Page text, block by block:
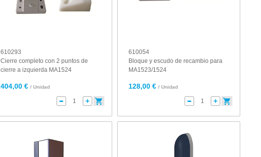
610293
Cierre completo con 2 puntos de
cierre a izquierda MA1524
404,00 € / Unidad
610054
Bloque y escudo de recambio para
MA1523/1524
128,00 € / Unidad